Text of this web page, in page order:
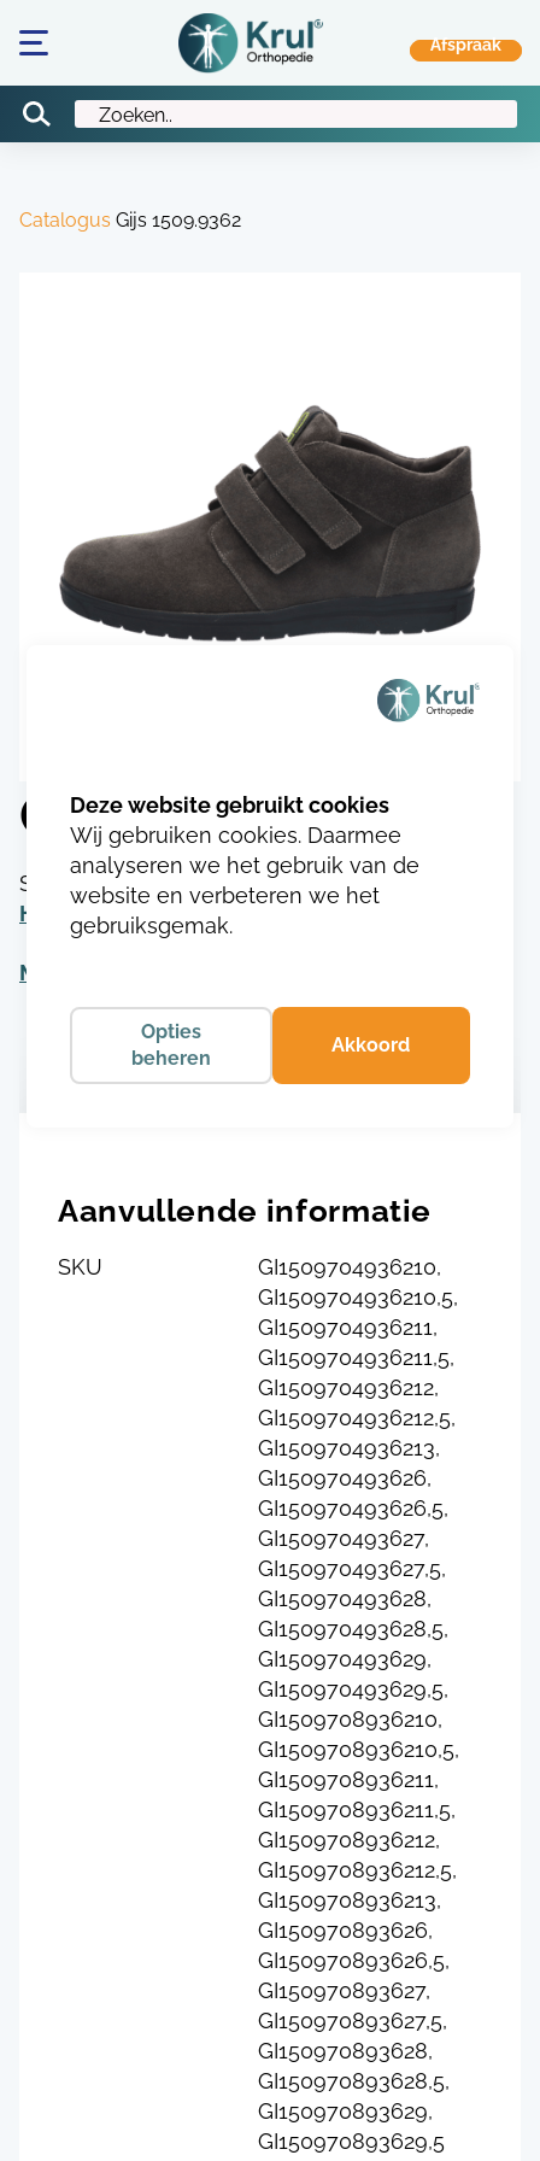
Catalogus Gijs 1509.9362
Gijs 1509.9362
SKU: GI150970493626
Categorie:
Herenschoenen
Meer informatie
Aanvullende informatie
SKU
GI1509704936210,
GI1509704936210,5,
GI1509704936211,
GI1509704936211,5,
GI1509704936212,
GI1509704936212,5,
GI1509704936213,
GI150970493626,
GI150970493626,5,
GI150970493627,
GI150970493627,5,
GI150970493628,
GI150970493628,5,
GI150970493629,
GI150970493629,5,
GI1509708936210,
GI1509708936210,5,
GI1509708936211,
GI1509708936211,5,
GI1509708936212,
GI1509708936212,5,
GI1509708936213,
GI150970893626,
GI150970893626,5,
GI150970893627,
GI150970893627,5,
GI150970893628,
GI150970893628,5,
GI150970893629,
GI150970893629,5
Wij gebruiken cookies. Daarmee
analyseren we het gebruik van de
website en verbeteren we het
gebruiksgemak.
Opties
beheren
Akkoord